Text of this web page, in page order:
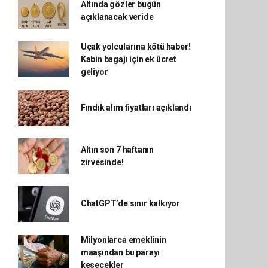
Altında gözler bugün
açıklanacak veride
Uçak yolcularına kötü haber!
Kabin bagajı için ek ücret
geliyor
Fındık alım fiyatları açıklandı
Altın son 7 haftanın
zirvesinde!
ChatGPT’de sınır kalkıyor
Milyonlarca emeklinin
maaşından bu parayı
kesecekler